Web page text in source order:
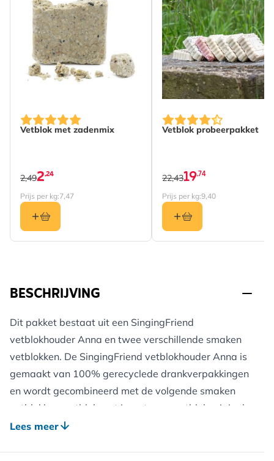
Vetblok met zadenmix
2,24
2,49
Prijs per kg:7,47
Vetblok probeerpakket
The price depends on
22,4319,74
Prijs per kg:9,40
BESCHRIJVING
Dit pakket bestaat uit een SingingFriend
vetblokhouder Anna en twee verschillende smaken
vetblokken. De SingingFriend vetblokhouder Anna is
gemaakt van 100% gerecyclede drankverpakkingen
en wordt gecombineerd met de volgende smaken
vetblokken: vetblok met insecten en vetblok original.
Ook verkrijgbaar in een voordeelpakket met een
Lees meer